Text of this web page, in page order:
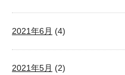
2021年6月 (4)
2021年5月 (2)